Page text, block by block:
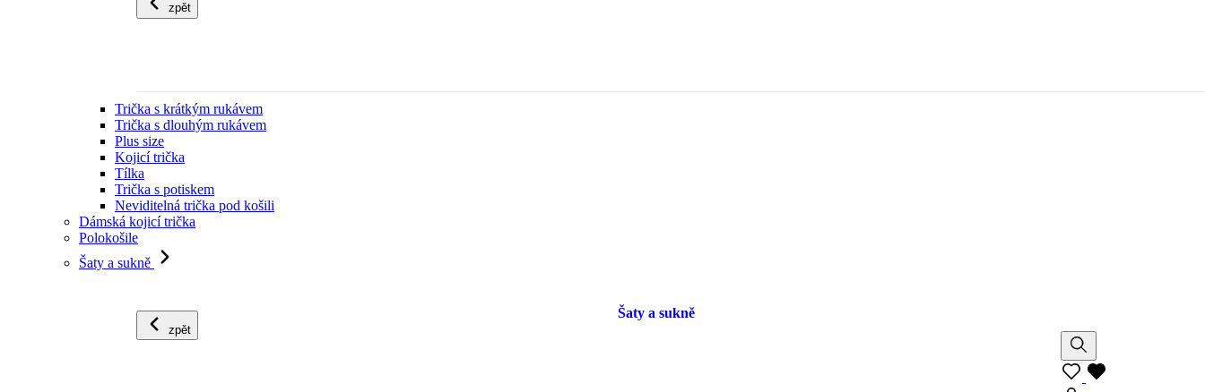
zpět
Trička s krátkým rukávem
Trička s dlouhým rukávem
Plus size
Kojicí trička
Tílka
Trička s potiskem
Neviditelná trička pod košili
Dámská kojicí trička
Polokošile
Šaty a sukně
zpět
Šaty a sukně